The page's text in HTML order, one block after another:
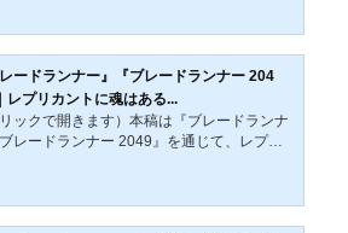
ける。「たった一人の私」は偶然から生ま
「たった一人の私」は誰かにデザインされ
まれ、生まれた瞬間から達成するべき目的
導かれる人生の意...
ードランナー』『ブレードランナー 204
レプリカントに魂はある...
ックで開きます）本稿は『ブレードランナ
レードランナー 2049』を通じて、レプリ
存在が、経験を思い出へ変えるとき、そこ
れるのか。ロイ・バッティ、レイチェル、